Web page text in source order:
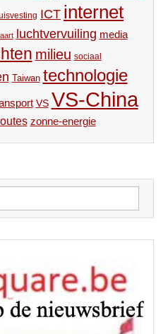
ICT internet
luchtvervuiling media
milieu sociaal
Taiwan technologie
VS VS-China
zonne-energie